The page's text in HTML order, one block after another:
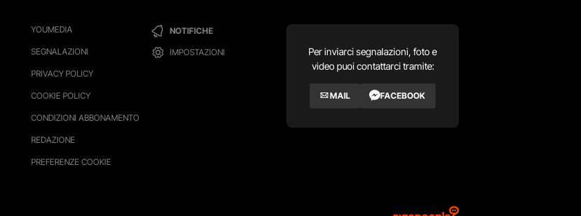
YOUMEDIA
SEGNALAZIONI
PRIVACY POLICY
COOKIE POLICY
CONDIZIONI ABBONAMENTO
REDAZIONE
PREFERENZE COOKIE
NOTIFICHE
IMPOSTAZIONI
Per inviarci segnalazioni, foto e
video puoi contattarci tramite:
MAIL FACEBOOK